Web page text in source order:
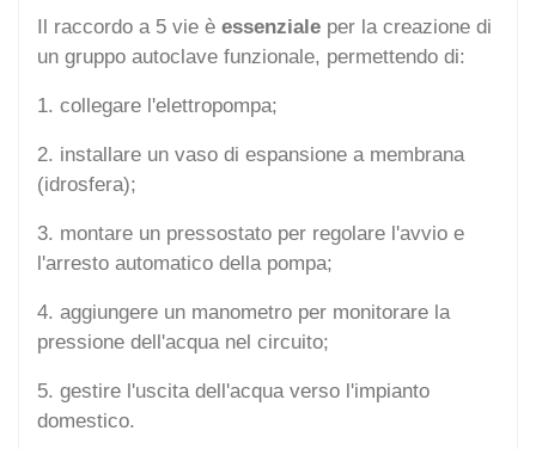
Il raccordo a 5 vie è essenziale per la creazione di
un gruppo autoclave funzionale, permettendo di:
1. collegare l'elettropompa;
2. installare un vaso di espansione a membrana
(idrosfera);
3. montare un pressostato per regolare l'avvio e
l'arresto automatico della pompa;
4. aggiungere un manometro per monitorare la
pressione dell'acqua nel circuito;
5. gestire l'uscita dell'acqua verso l'impianto
domestico.